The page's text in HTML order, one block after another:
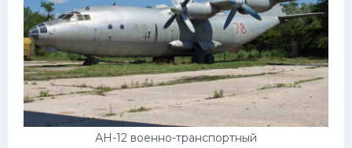
АН-12 военно-транспортный
Поезда
Мотоциклы
Ямаха
Додж